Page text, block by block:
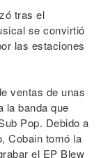
tras el
se convirtió
las estaciones
ventas de unas
la banda que
Pop. Debido a
Cobain tomó la
el EP Blew